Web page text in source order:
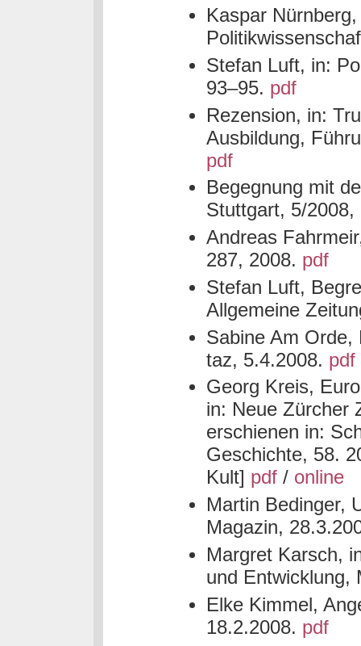
Kaspar
Stefan Luft, in:
93–95. pdf
Rezension, in:
Ausbildung,
pdf
Begegnung mit
Stuttgart, 5/2008,
Andreas
287, 2008. pdf
Stefan Luft,
Allgemeine
Sabine Am Orde,
taz, 5.4.2008. pdf
Georg Kreis,
in: Neue Zürcher
erschienen in:
Geschichte, 58.
Kult] pdf / online
Martin Bedinger,
Magazin,
Margret Karsch,
und Entwicklung,
Elke Kimmel,
18.2.2008. pdf